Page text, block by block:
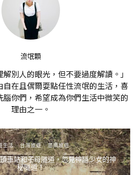
流氓顆
解別人的眼光，但不要過度解讀。」
在且偶爾耍點任性流氓的生活，喜
你們，希望成為你們生活中微笑的
理由之一。
生活 台灣旅遊 苗栗旅遊
車站和子母隧道，忽見神隱少女的神
秘隧道！